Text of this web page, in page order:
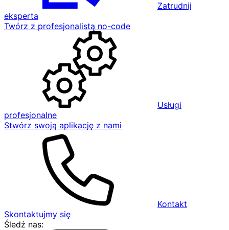
Zatrudnij
eksperta
Twórz z profesjonalistą no-code
Usługi
profesjonalne
Stwórz swoją aplikację z nami
Kontakt
Skontaktujmy się
Śledź nas: